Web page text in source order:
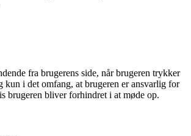
fra brugerens side, når brugeren trykker
kun i det omfang, at brugeren er ansvarlig for
brugeren bliver forhindret i at møde op.